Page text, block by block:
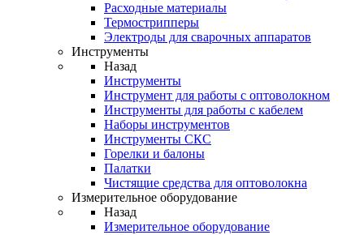
Расходные материалы
Термострипперы
Электроды для сварочных аппаратов
Инструменты
Назад
Инструменты
Инструмент для работы с оптоволокном
Инструменты для работы с кабелем
Наборы инструментов
Инструменты СКС
Горелки и балоны
Палатки
Чистящие средства для оптоволокна
Измерительное оборудование
Назад
Измерительное оборудование